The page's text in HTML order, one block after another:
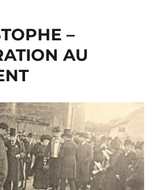
BERRY
–
AU